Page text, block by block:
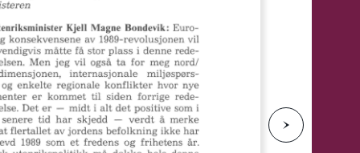
N
e
s
t
e
s
i
d
e